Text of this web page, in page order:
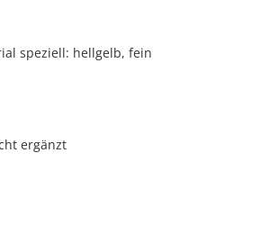
speziell: hellgelb, fein
ergänzt